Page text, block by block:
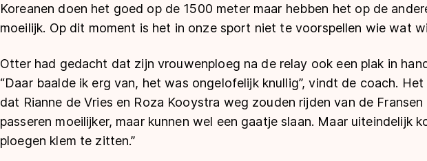
Koreanen doen het goed op de 1500 meter maar hebben het op de
moeilijk. Op dit moment is het in onze sport niet te voorspellen wie wat
Otter had gedacht dat zijn vrouwenploeg na de relay ook een plak in
“Daar baalde ik erg van, het was ongelofelijk knullig”, vindt de coach.
dat Rianne de Vries en Roza Kooystra weg zouden rijden van de Fransen
passeren moeilijker, maar kunnen wel een gaatje slaan. Maar uiteindelijk
ploegen klem te zitten.”